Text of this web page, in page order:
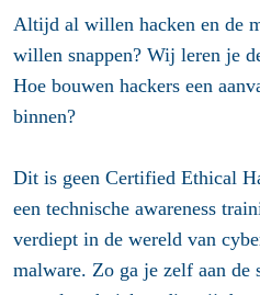
Altijd al willen hacken en de
willen snappen? Wij leren je
Hoe bouwen hackers een
binnen?
Dit is geen Certified Ethical
een technische awareness
verdiept in de wereld van
malware. Zo ga je zelf aan de